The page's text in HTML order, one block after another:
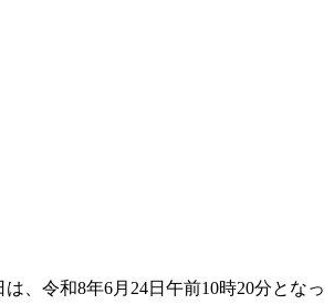
、令和8年6月24日午前10時20分となっ